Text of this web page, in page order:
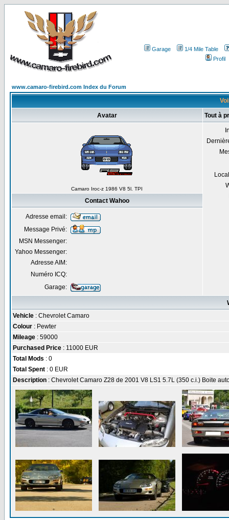
Garage
1/4 Mile Table
Profil
www.camaro-firebird.com Index du Forum
Avatar Tout à
Camaro Iroc-z 1986 V8 5l. TPI
Contact Wahoo
Adresse email:
Message Privé:
MSN Messenger:
Yahoo Messenger:
Adresse AIM:
Numéro ICQ:
Garage:
Vehicle : Chevrolet Camaro
Colour : Pewter
Mileage : 59000
Purchased Price : 11000 EUR
Total Mods : 0
Total Spent : 0 EUR
Description : Chevrolet Camaro Z28 de 2001 V8 LS1 5.7L (350 c.i.) Boite